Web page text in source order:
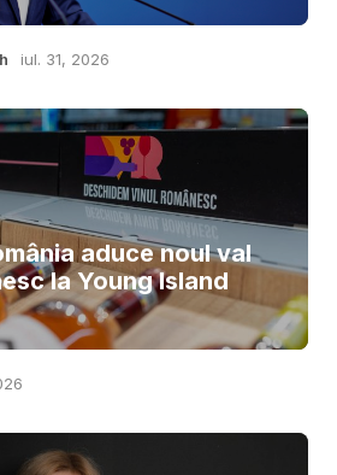
iul. 31, 2026
aduce noul val
la Young Island